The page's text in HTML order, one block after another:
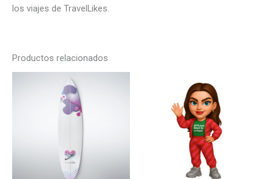
los viajes de TravelLikes.
Productos relacionados